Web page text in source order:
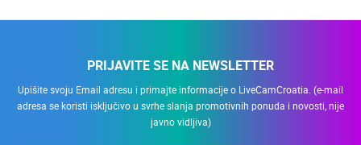
PRIJAVITE SE NA NEWSLETTER
Upišite svoju Email adresu i primajte informacije o LiveCamCroatia. (e-mail
adresa se koristi isključivo u svrhe slanja promotivnih ponuda i novosti, nije
javno vidljiva)